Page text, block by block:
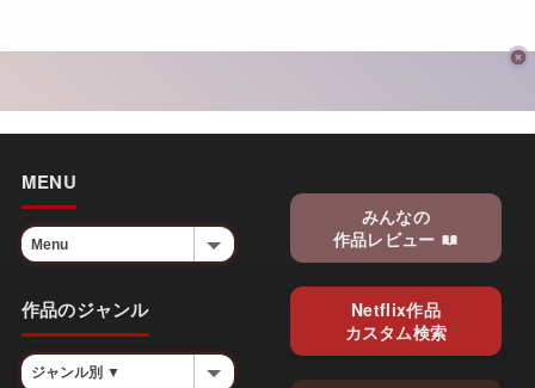
MENU
作品のジャンル
みんなの
作品レビュー
Netflix作品
カスタム検索